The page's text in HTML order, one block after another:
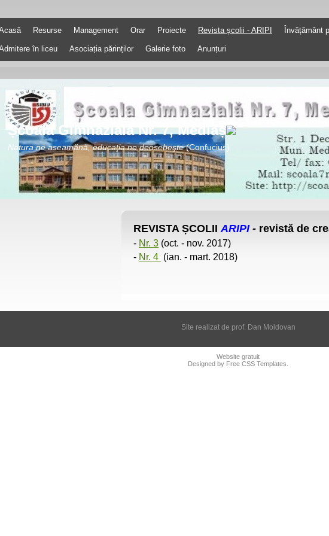
Resurse Management Orar Proiecte Revista școlii - ARIPI Învățământ
în liceu Asociația părinților Galerie foto Anunțuri
Școala Gimnazială Nr. 7, Mediaș
Natura ne aseamănă, educaţia ne deosebeşte(Confucius)
REVISTA ȘCOLIIARIPI - revistă de
- Nr. 3 (oct. - nov. 2017)
- Nr. 4 (ian. - mart. 2018)
Site realizat de prof. Dan Moldovan
Website gratuit
Designed by Free CSS Templates.